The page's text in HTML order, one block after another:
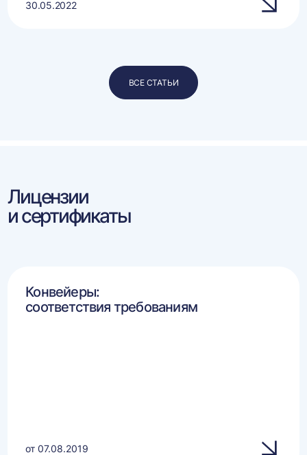
30.05.2022
ВСЕ СТАТЬИ
Лицензии
и сертификаты
Конвейеры:
соответствия требованиям
от 07.08.2019